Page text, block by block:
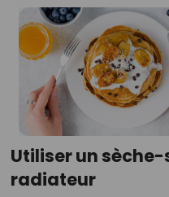
Utiliser un
radiateur